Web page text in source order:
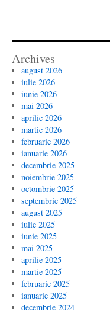
Archives
august 2026
iulie 2026
iunie 2026
mai 2026
aprilie 2026
martie 2026
februarie 2026
ianuarie 2026
decembrie 2025
noiembrie 2025
octombrie 2025
septembrie 2025
august 2025
iulie 2025
iunie 2025
mai 2025
aprilie 2025
martie 2025
februarie 2025
ianuarie 2025
decembrie 2024